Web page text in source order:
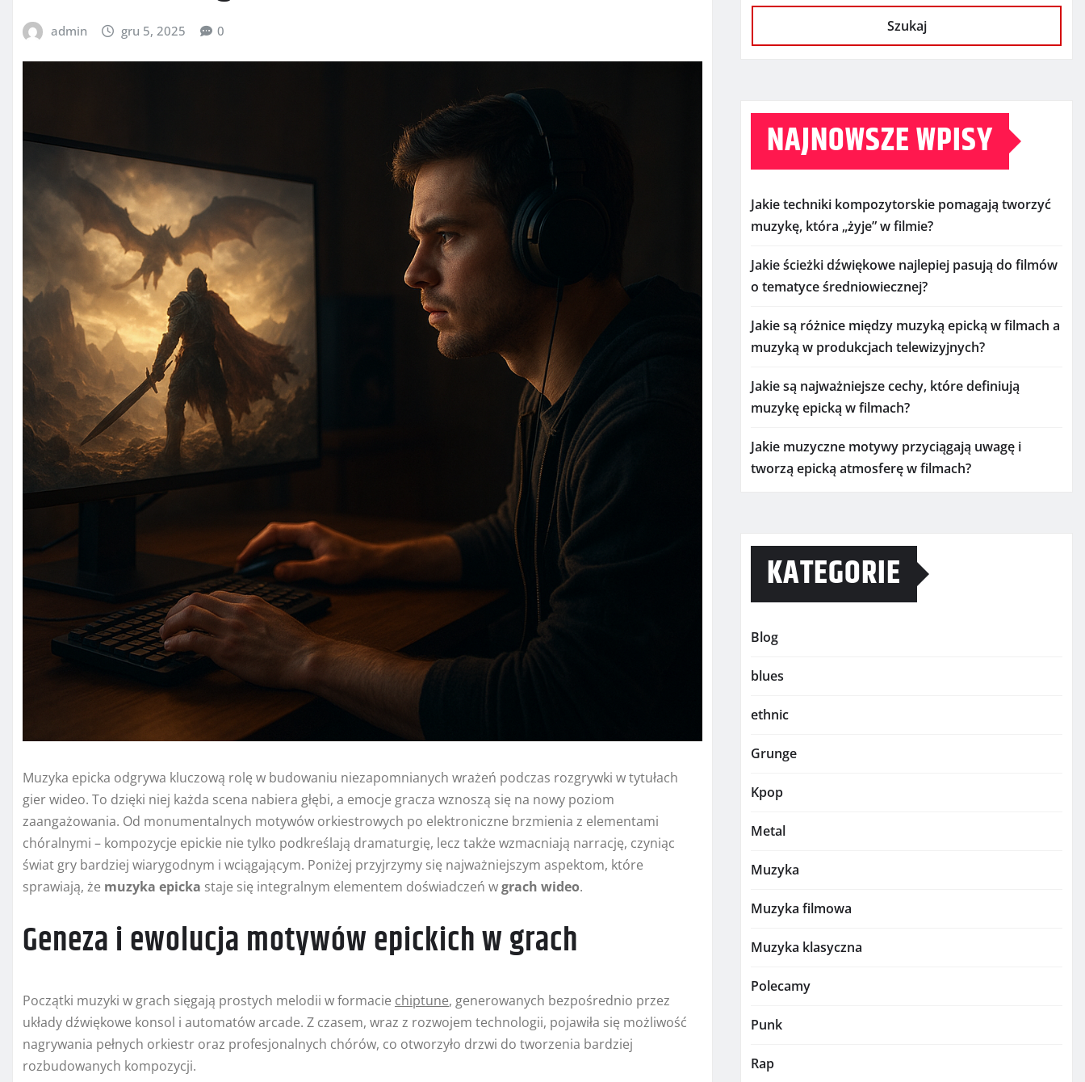
admin gru 5, 2025 0
Muzyka epicka odgrywa kluczową rolę w budowaniu niezapomnianych wrażeń podczas rozgrywki w tytułach
gier wideo. To dzięki niej każda scena nabiera głębi, a emocje gracza wznoszą się na nowy poziom
zaangażowania. Od monumentalnych motywów orkiestrowych po elektroniczne brzmienia z elementami
chóralnymi – kompozycje epickie nie tylko podkreślają dramaturgię, lecz także wzmacniają narrację, czyniąc
świat gry bardziej wiarygodnym i wciągającym. Poniżej przyjrzymy się najważniejszym aspektom, które
sprawiają, że muzyka epicka staje się integralnym elementem doświadczeń wgrach wideo.
Geneza i ewolucja motywów epickich w grach
Początki muzyki w grach sięgają prostych melodii w formacie chiptune, generowanych bezpośrednio przez
układy dźwiękowe konsol i automatów arcade. Z czasem, wraz z rozwojem technologii, pojawiła się możliwość
nagrywania pełnych orkiestr oraz profesjonalnych chórów, co otworzyło drzwi do tworzenia bardziej
rozbudowanych kompozycji.
Szukaj
NAJNOWSZE WPISY
Jakie techniki kompozytorskie pomagają tworzyć
muzykę, która „żyje” w filmie?
Jakie ścieżki dźwiękowe najlepiej pasują do filmów
o tematyce średniowiecznej?
Jakie są różnice między muzyką epicką w filmach a
muzyką w produkcjach telewizyjnych?
Jakie są najważniejsze cechy, które definiują
muzykę epicką w filmach?
Jakie muzyczne motywy przyciągają uwagę i
tworzą epicką atmosferę w filmach?
KATEGORIE
Blog
blues
ethnic
Grunge
Kpop
Metal
Muzyka
Muzyka filmowa
Muzyka klasyczna
Polecamy
Punk
Rap